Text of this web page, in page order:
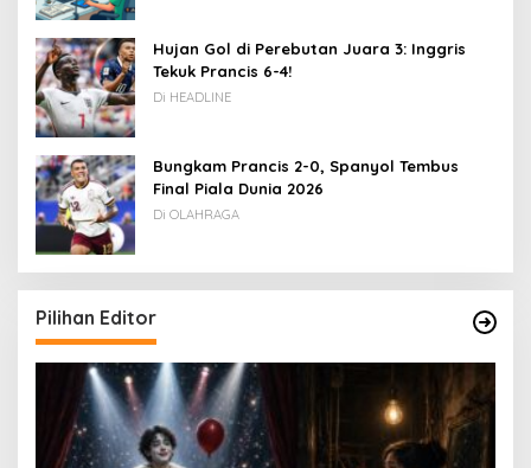
Hujan Gol di Perebutan Juara 3: Inggris
Tekuk Prancis 6-4!
Di HEADLINE
Bungkam Prancis 2-0, Spanyol Tembus
Final Piala Dunia 2026
Di OLAHRAGA
Pilihan Editor